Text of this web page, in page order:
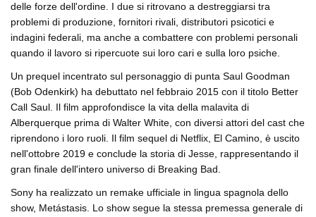
delle forze dell'ordine. I due si ritrovano a destreggiarsi tra
problemi di produzione, fornitori rivali, distributori psicotici e
indagini federali, ma anche a combattere con problemi personali
quando il lavoro si ripercuote sui loro cari e sulla loro psiche.
Un prequel incentrato sul personaggio di punta Saul Goodman
(Bob Odenkirk) ha debuttato nel febbraio 2015 con il titolo Better
Call Saul. Il film approfondisce la vita della malavita di
Alberquerque prima di Walter White, con diversi attori del cast che
riprendono i loro ruoli. Il film sequel di Netflix, El Camino, è uscito
nell'ottobre 2019 e conclude la storia di Jesse, rappresentando il
gran finale dell'intero universo di Breaking Bad.
Sony ha realizzato un remake ufficiale in lingua spagnola dello
show, Metástasis. Lo show segue la stessa premessa generale di